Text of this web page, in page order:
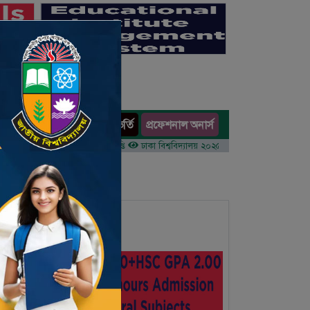
অনার্স ভর্তি প্রফেশনাল অনার্স
বর্ষের ভর্তি আবেদন বিজ্ঞপ্তি ঢাকা বিশ্ববিদ্যালয় ২০২৫-২৬ শিক্ষাবর্ষে আন্ডারগ্র্যাজুয়েট